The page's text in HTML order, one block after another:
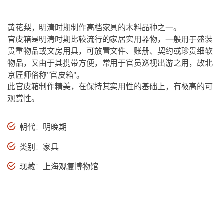
黄花梨，明清时期制作高档家具的木料品种之一。
官皮箱是明清时期比较流行的家居实用器物，一般用于盛装
贵重物品或文房用具，可放置文件、账册、契约或珍贵细软
物品，又由于其携带方便，常用于官员巡视出游之用，故北
京匠师俗称"官皮箱"。
此官皮箱制作精美，在保持其实用性的基础上，有极高的可
观赏性。
朝代：明晚期
类别：家具
现藏：上海观复博物馆